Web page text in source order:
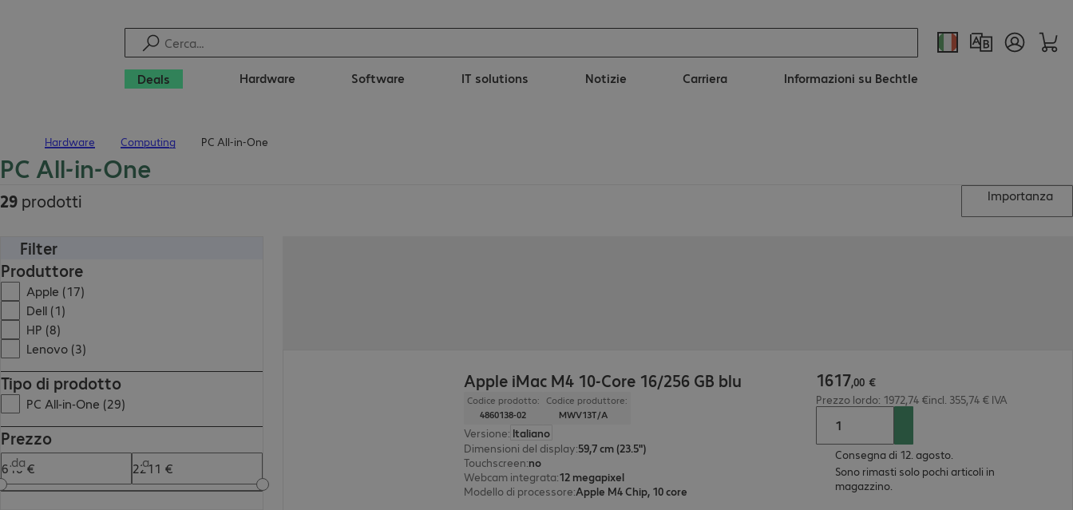
Deals Hardware Software IT solutions Notizie Carriera Informazioni su Bechtle
Hardware Computing PC All-in-One
PC All-in-One
29 prodotti Importanza
Filter
Produttore
Apple (17)
Dell (1)
HP (8)
Lenovo (3)
Tipo di prodotto
PC All-in-One (29)
Prezzo
da a
Apple iMac M4 10-Core 16/256 GB blu
Codice prodotto:
4860138-02
Codice produttore:
MWV13T/A
Versione: Italiano
Dimensioni del display:59,7 cm (23.5")
Touchscreen:no
Webcam integrata:12 megapixel
Modello di processore:Apple M4 Chip, 10 core
1617,00 €
Prezzo lordo: 1972,74 €incl. 355,74 € IVA
Consegna di 12. agosto.
Sono rimasti solo pochi articoli in
magazzino.